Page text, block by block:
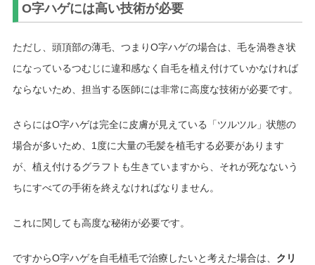
O字ハゲには高い技術が必要
ただし、頭頂部の薄毛、つまりO字ハゲの場合は、毛を渦巻き状
になっているつむじに違和感なく自毛を植え付けていかなければ
ならないため、担当する医師には非常に高度な技術が必要です。
さらにはO字ハゲは完全に皮膚が見えている「ツルツル」状態の
場合が多いため、1度に大量の毛髪を植毛する必要があります
が、植え付けるグラフトも生きていますから、それが死なないう
ちにすべての手術を終えなければなりません。
これに関しても高度な秘術が必要です。
ですからO字ハゲを自毛植毛で治療したいと考えた場合は、 クリ